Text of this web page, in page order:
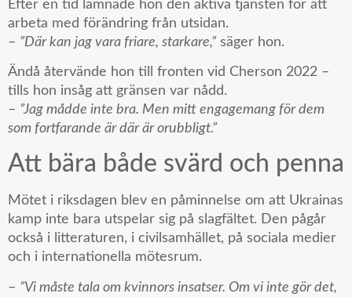
Efter en tid lämnade hon den aktiva tjänsten för att
arbeta med förändring från utsidan.
– ”Där kan jag vara friare, starkare,” säger hon.
Ändå återvände hon till fronten vid Cherson 2022 –
tills hon insåg att gränsen var nådd.
– ”Jag mådde inte bra. Men mitt engagemang för dem
som fortfarande är där är orubbligt.”
Att bära både svärd och penna
Mötet i riksdagen blev en påminnelse om att Ukrainas
kamp inte bara utspelar sig på slagfältet. Den pågår
också i litteraturen, i civilsamhället, på sociala medier
och i internationella mötesrum.
– ”Vi måste tala om kvinnors insatser. Om vi inte gör det,